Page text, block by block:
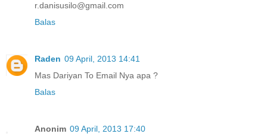
r.danisusilo@gmail.com
Balas
Raden 09 April, 2013 14:41
Mas Dariyan To Email Nya apa ?
Balas
Anonim 09 April, 2013 17:40